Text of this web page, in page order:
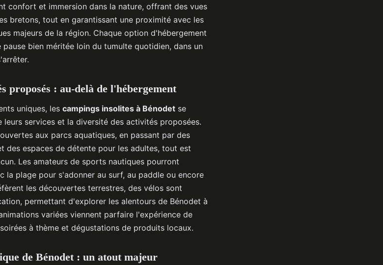
confort et immersion dans la nature, offrant des vues
bretons, tout en garantissant une proximité avec les
majeurs de la région. Chaque option d'hébergement
bien méritée loin du tumulte quotidien, dans un
proposés : au-delà de l'hébergement
uniques, les campings insolites à Bénodet se
services et la diversité des activités proposées.
aux parcs aquatiques, en passant par des
des espaces de détente pour les adultes, tout est
Les amateurs de sports nautiques pourront
la plage pour s'adonner au surf, au paddle ou encore
les découvertes terrestres, des vélos sont
permettant d'explorer les alentours de Bénodet à
variées viennent parfaire l'expérience de
à thème et dégustations de produits locaux.
de Bénodet : un atout majeur